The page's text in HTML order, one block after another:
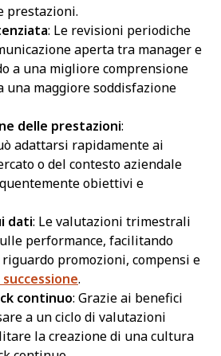
prestazioni.
: Le revisioni periodiche
aperta tra manager e
a una migliore comprensione
una maggiore soddisfazione
delle prestazioni:
adattarsi rapidamente ai
o del contesto aziendale
obiettivi e
dati: Le valutazioni trimestrali
performance, facilitando
promozioni, compensi e
.
continuo: Grazie ai benefici
a un ciclo di valutazioni
la creazione di una cultura